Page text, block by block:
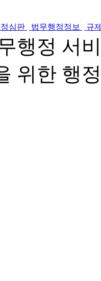
심판 법무행정정보 규
행정 서
위한 행